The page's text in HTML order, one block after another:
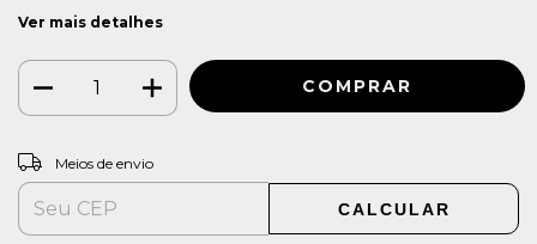
Ver mais detalhes
Entregas para o CEP:
Meios de envio
CALCULAR